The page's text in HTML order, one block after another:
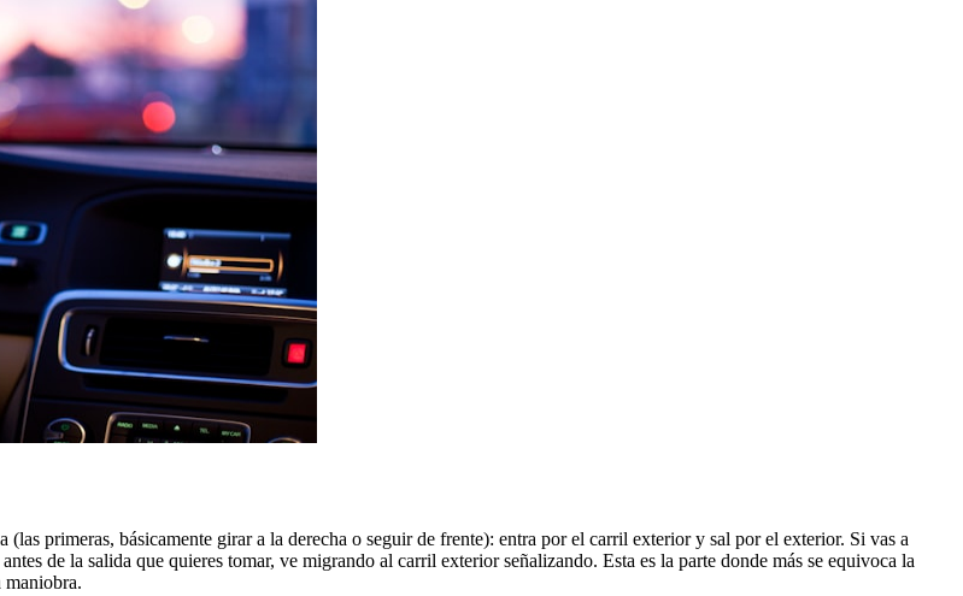
primeras, básicamente girar a la derecha o seguir de frente): entra por el carril exterior y sal por el exterior. Si vas a
de la salida que quieres tomar, ve migrando al carril exterior señalizando. Esta es la parte donde más se equivoca la
maniobra.